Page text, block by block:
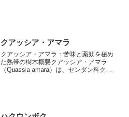
クアッシア・アマラ
クアッシア・アマラ：苦味と薬効を秘め
た熱帯の樹木概要クアッシア・アマラ
（Quassia amara）は、センダン科クア